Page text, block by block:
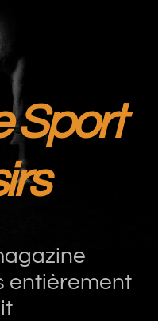
Sport
entièrement